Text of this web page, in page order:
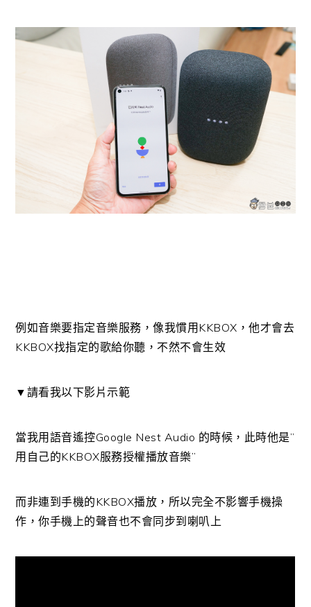
例如音樂要指定音樂服務，像我慣用KKBOX，他才會去
KKBOX找指定的歌給你聽，不然不會生效
▼請看我以下影片示範
當我用語音遙控Google Nest Audio 的時候，此時他是”
用自己的KKBOX服務授權播放音樂”
而非連到手機的KKBOX播放，所以完全不影響手機操
作，你手機上的聲音也不會同步到喇叭上